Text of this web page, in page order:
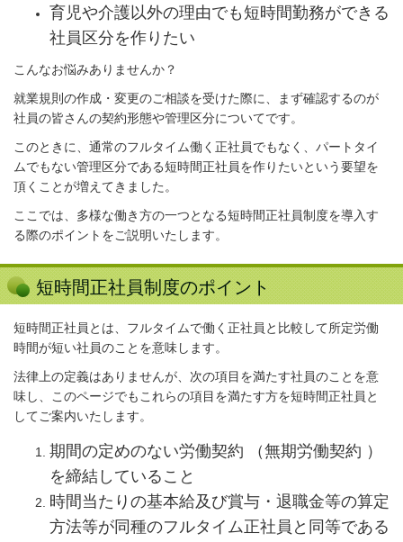
育児や介護以外の理由でも短時間勤務ができる
社員区分を作りたい
こんなお悩みありませんか？
就業規則の作成・変更のご相談を受けた際に、まず確認するのが
社員の皆さんの契約形態や管理区分についてです。
このときに、通常のフルタイム働く正社員でもなく、パートタイ
ムでもない管理区分である短時間正社員を作りたいという要望を
頂くことが増えてきました。
ここでは、多様な働き方の一つとなる短時間正社員制度を導入す
る際のポイントをご説明いたします。
短時間正社員制度のポイント
短時間正社員とは、フルタイムで働く正社員と比較して所定労働
時間が短い社員のことを意味します。
法律上の定義はありませんが、次の項目を満たす社員のことを意
味し、このページでもこれらの項目を満たす方を短時間正社員と
してご案内いたします。
期間の定めのない労働契約 （無期労働契約 ）
を締結していること
時間当たりの基本給及び賞与・退職金等の算定
方法等が同種のフルタイム正社員と同等である